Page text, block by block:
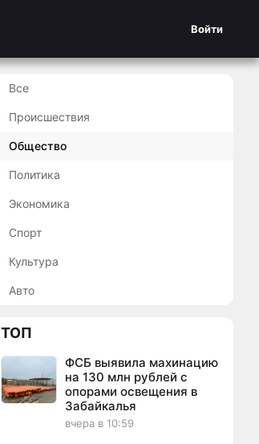
Войти
Все
Происшествия
Общество
Политика
Экономика
Спорт
Культура
Авто
ТОП
ФСБ выявила махинацию
на 130 млн рублей с
опорами освещения в
Забайкалья
вчера в 10:59